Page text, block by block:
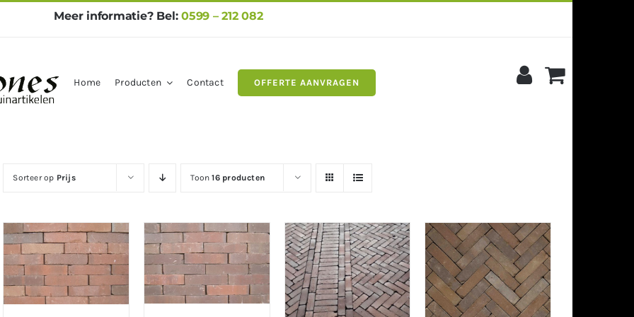
Meer informatie? Bel:0599 – 212 082
Home Producten Contact OFFERTE AANVRAGEN
Sorteer op Prijs Toon16 producten